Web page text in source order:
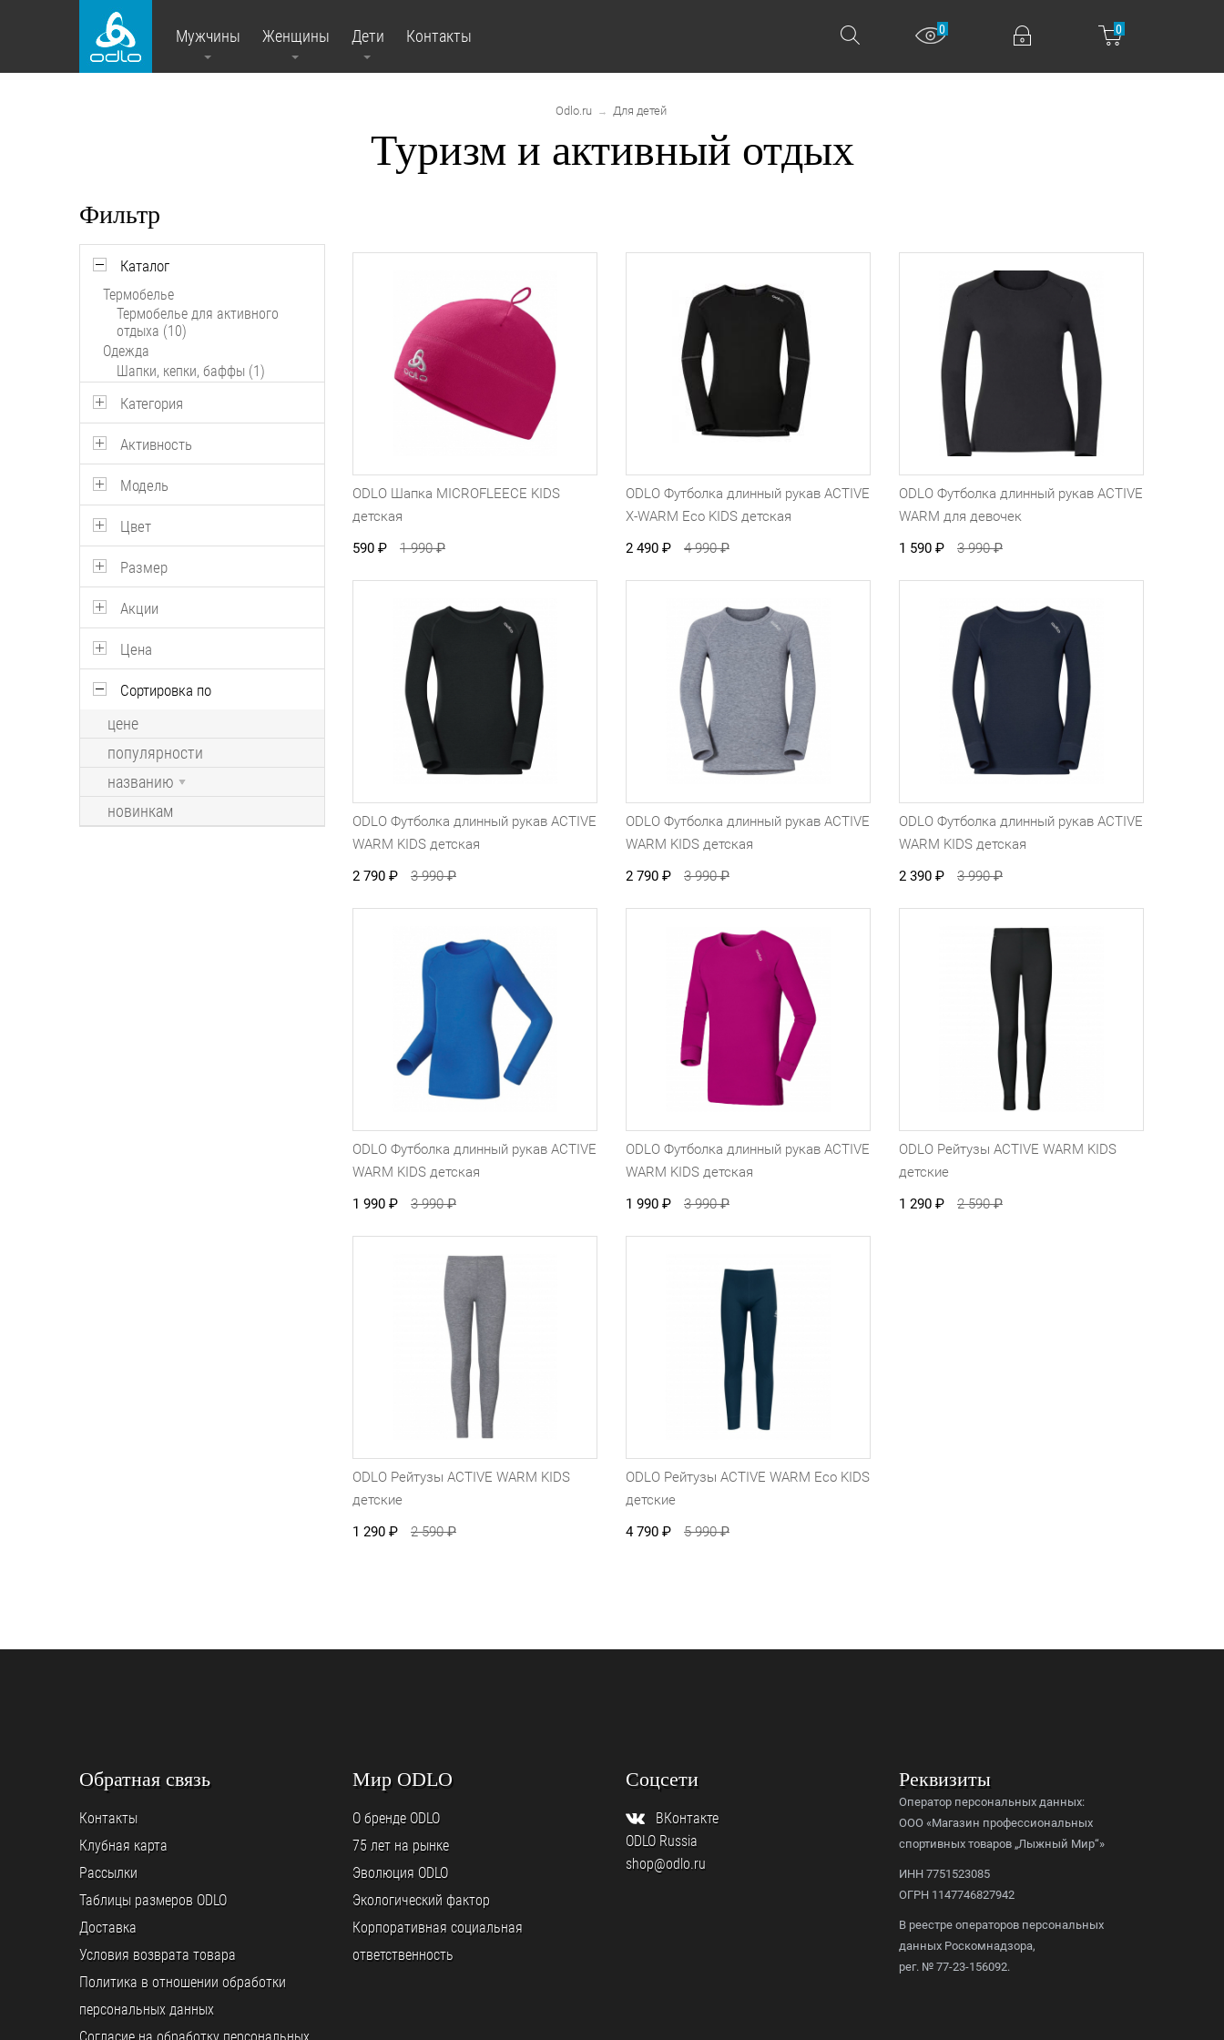
Мужчины Женщины Дети Контакты 0
0
Odlo.ru → Для детей
Туризм и активный отдых
Фильтр
Каталог
Термобелье
Термобелье для активного
отдыха (10)
Одежда
Шапки, кепки, баффы (1)
Категория
Активность
Модель
Цвет
Размер
Акции
Цена
Сортировка по
цене
популярности
названию
новинкам
ODLO Шапка MICROFLEECE KIDS
детская
590 ₽ 1 990₽
ODLO Футболка длинный рукав ACTIVE
X-WARM Eco KIDS детская
2 490 ₽ 4 990₽
ODLO Футболка длинный рукав ACTIVE
WARM для девочек
1 590 ₽ 3 990₽
ODLO Футболка длинный рукав ACTIVE
WARM KIDS детская
2 790 ₽ 3 990₽
ODLO Футболка длинный рукав ACTIVE
WARM KIDS детская
2 790 ₽ 3 990₽
ODLO Футболка длинный рукав ACTIVE
WARM KIDS детская
2 390 ₽ 3 990₽
ODLO Футболка длинный рукав ACTIVE
WARM KIDS детская
1 990 ₽ 3 990₽
ODLO Футболка длинный рукав ACTIVE
WARM KIDS детская
1 990 ₽ 3 990₽
ODLO Рейтузы ACTIVE WARM KIDS
детские
1 290 ₽ 2 590₽
ODLO Рейтузы ACTIVE WARM KIDS
детские
1 290 ₽ 2 590₽
ODLO Рейтузы ACTIVE WARM Eco KIDS
детские
4 790 ₽ 5 990₽
Обратная связь
Контакты
Клубная карта
Рассылки
Таблицы размеров ODLO
Доставка
Условия возврата товара
Политика в отношении обработки
персональных данных
Мир ODLO
О бренде ODLO
75 лет на рынке
Эволюция ODLO
Экологический фактор
Корпоративная социальная
ответственность
Соцсети
ВКонтакте
ODLO Russia
shop@odlo.ru
Реквизиты
Оператор персональных данных:
ООО «Магазин профессиональных
спортивных товаров „Лыжный Мир“»
ИНН 7751523085
ОГРН 1147746827942
В реестре операторов персональных
данных Роскомнадзора,
рег. № 77-23-156092.